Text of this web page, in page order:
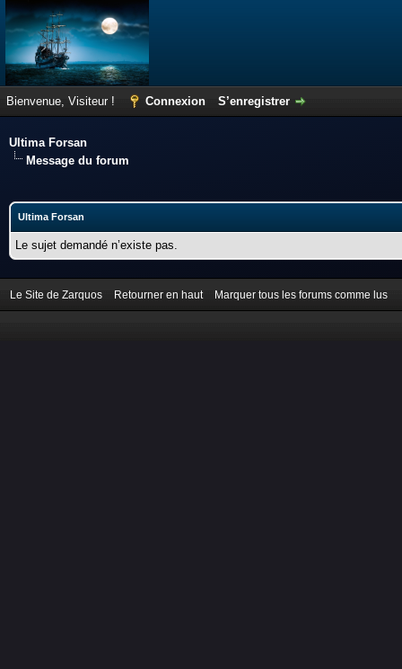
Bienvenue, Visiteur ! Connexion S’enregistrer
Ultima Forsan
Message du forum
Ultima Forsan
Le sujet demandé n’existe pas.
Le Site de Zarquos Retourner en haut Marquer tous les forums comme lus